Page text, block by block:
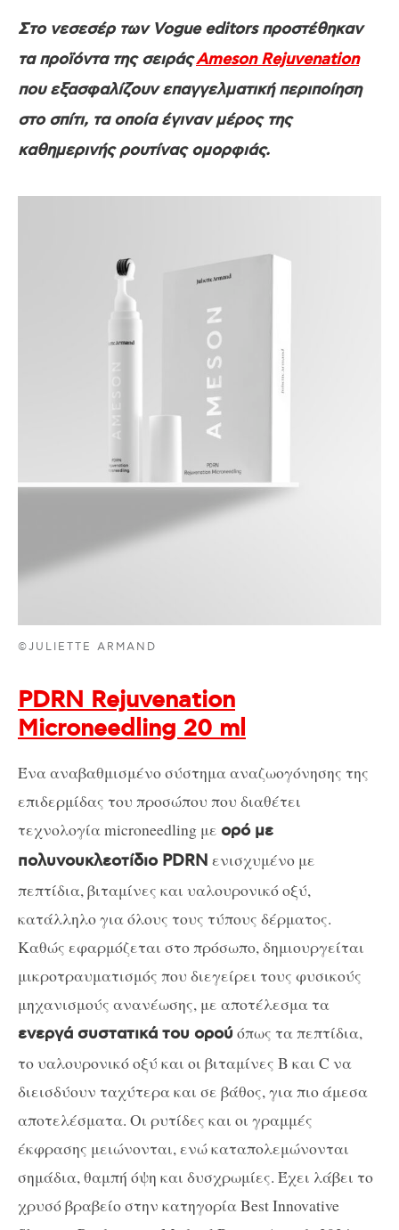
Στο νεσεσέρ των Vogue editors προστέθηκαν
τα προϊόντα της σειράςAmeson Rejuvenation
που εξασφαλίζουν επαγγελματική περιποίηση
στο σπίτι, τα οποία έγιναν μέρος της
καθημερινής ρουτίνας ομορφιάς.
©JULIETTE ARMAND
PDRN Rejuvenation
Microneedling 20 ml
Ένα αναβαθμισμένο σύστημα αναζωογόνησης της
επιδερμίδας του προσώπου που διαθέτει
τεχνολογία microneedling με ορό με
πολυνουκλεοτίδιο PDRN ενισχυμένο με
πεπτίδια, βιταμίνες και υαλουρονικό οξύ,
κατάλληλο για όλους τους τύπους δέρματος.
Καθώς εφαρμόζεται στο πρόσωπο, δημιουργείται
μικροτραυματισμός που διεγείρει τους φυσικούς
μηχανισμούς ανανέωσης, με αποτέλεσμα τα
ενεργά συστατικά του ορού όπως τα πεπτίδια,
το υαλουρονικό οξύ και οι βιταμίνες B και C να
διεισδύουν ταχύτερα και σε βάθος, για πιο άμεσα
αποτελέσματα. Οι ρυτίδες και οι γραμμές
έκφρασης μειώνονται, ενώ καταπολεμώνονται
σημάδια, θαμπή όψη και δυσχρωμίες. Έχει λάβει το
χρυσό βραβείο στην κατηγορία Best Innovative